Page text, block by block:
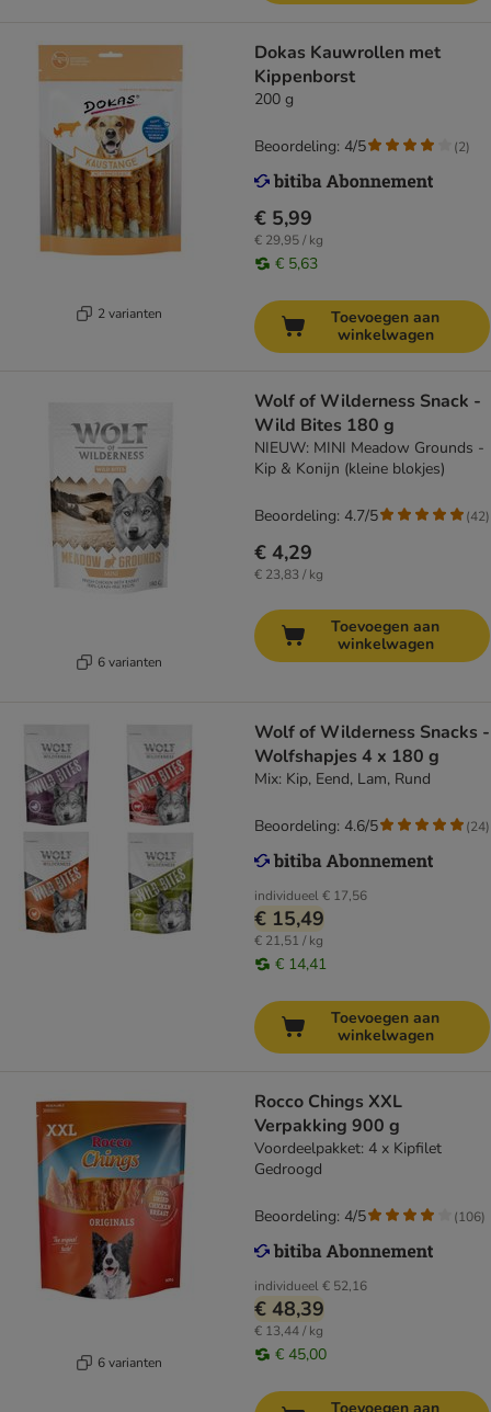
2 varianten
Dokas Kauwrollen met
Kippenborst
200 g
€ 5,99
€ 29,95 / kg
€ 5,63
Beoordeling: 4/5 (2)
Toevoegen aan
winkelwagen
6 varianten
Wolf of Wilderness Snack -
Wild Bites 180 g
NIEUW: MINI Meadow Grounds -
Kip & Konijn (kleine blokjes)
€ 4,29
€ 23,83 / kg
Beoordeling: 4.7/5 (42)
Toevoegen aan
winkelwagen
Wolf of Wilderness Snacks -
Wolfshapjes 4 x 180 g
Mix: Kip, Eend, Lam, Rund
individueel€ 17,56
€ 15,49
€ 21,51 / kg
€ 14,41
Beoordeling: 4.6/5 (24)
Toevoegen aan
winkelwagen
6 varianten
Rocco Chings XXL
Verpakking 900 g
Voordeelpakket: 4 x Kipfilet
Gedroogd
individueel€ 52,16
€ 48,39
€ 13,44 / kg
€ 45,00
Beoordeling: 4/5 (106)